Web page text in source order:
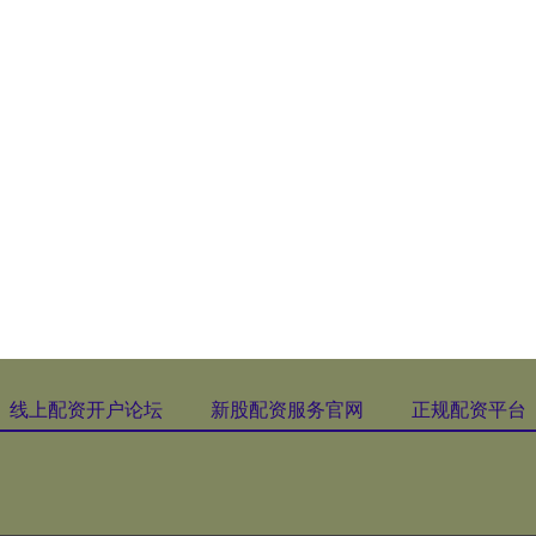
线上配资开户论坛 新股配资服务官网 正规配资平台